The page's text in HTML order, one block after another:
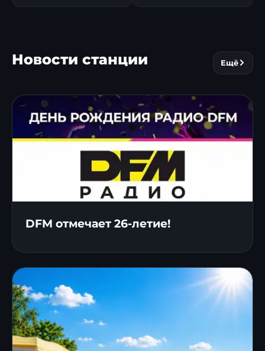
Новости станции Ещё
DFM отмечает 26-летие!